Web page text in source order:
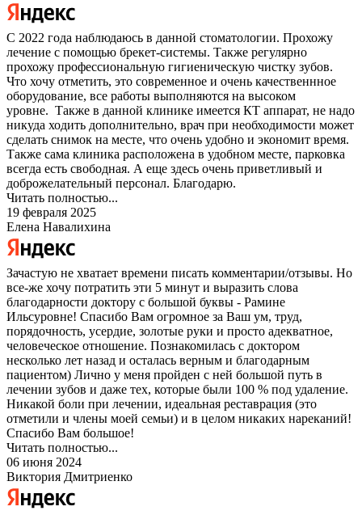
С 2022 года наблюдаюсь в данной стоматологии. Прохожу
лечение с помощью брекет-системы. Также регулярно
прохожу профессиональную гигиеническую чистку зубов.
Что хочу отметить, это современное и очень качественнное
оборудование, все работы выполняются на высоком
уровне. Также в данной клинике имеется КТ аппарат, не надо
никуда ходить дополнительно, врач при необходимости может
сделать снимок на месте, что очень удобно и экономит время.
Также сама клиника расположена в удобном месте, парковка
всегда есть свободная. А еще здесь очень приветливый и
доброжелательный персонал. Благодарю.
Читать полностью...
19 февраля 2025
Елена Навалихина
Зачастую не хватает времени писать комментарии/отзывы. Но
все-же хочу потратить эти 5 минут и выразить слова
благодарности доктору с большой буквы - Рамине
Ильсуровне! Спасибо Вам огромное за Ваш ум, труд,
порядочность, усердие, золотые руки и просто адекватное,
человеческое отношение. Познакомилась с доктором
несколько лет назад и осталась верным и благодарным
пациентом) Лично у меня пройден с ней большой путь в
лечении зубов и даже тех, которые были 100 % под удаление.
Никакой боли при лечении, идеальная реставрация (это
отметили и члены моей семьи) и в целом никаких нареканий!
Спасибо Вам большое!
Читать полностью...
06 июня 2024
Виктория Дмитриенко